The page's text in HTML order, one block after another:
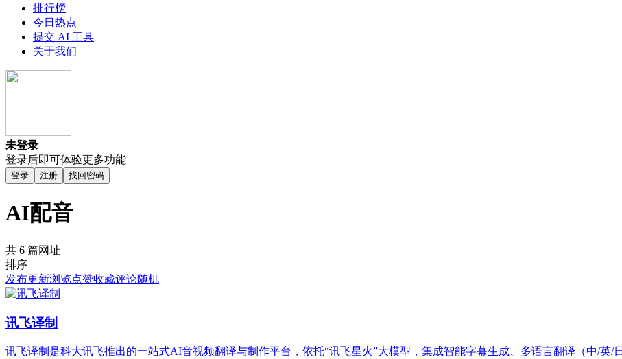
排行榜
今日热点
提交 AI 工具
关于我们
未登录
登录后即可体验更多功能
登录 注册 找回密码
AI配音
共 6 篇网址
排序
发布更新浏览点赞收藏评论随机
讯飞译制
讯飞译制是科大讯飞推出的一站式AI音视频翻译与制作平台，依托“讯飞星火”大模型，集成智能字幕生成、多语言翻译（中/英